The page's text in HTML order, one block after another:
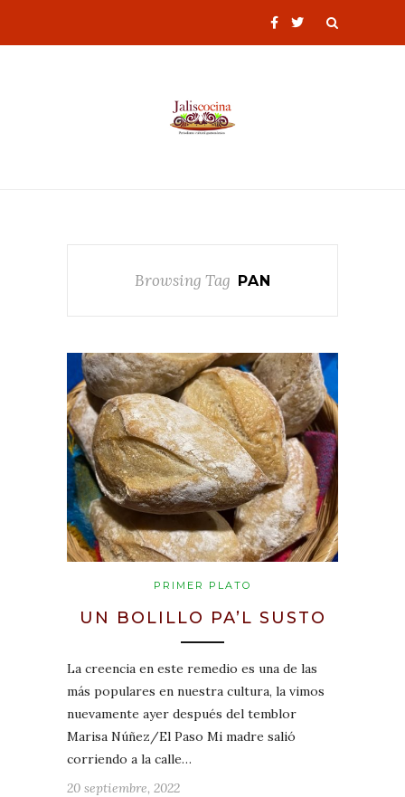
Browsing Tag PAN
PRIMER PLATO
UN BOLILLO PA’L SUSTO
La creencia en este remedio es una de las
más populares en nuestra cultura, la vimos
nuevamente ayer después del temblor
Marisa Núñez/El Paso Mi madre salió
corriendo a la calle…
20 septiembre, 2022